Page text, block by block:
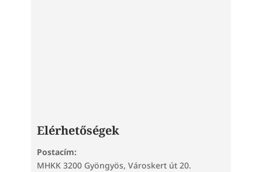
Elérhetőségek
Postacím:
MHKK 3200 Gyöngyös, Városkert út 20.